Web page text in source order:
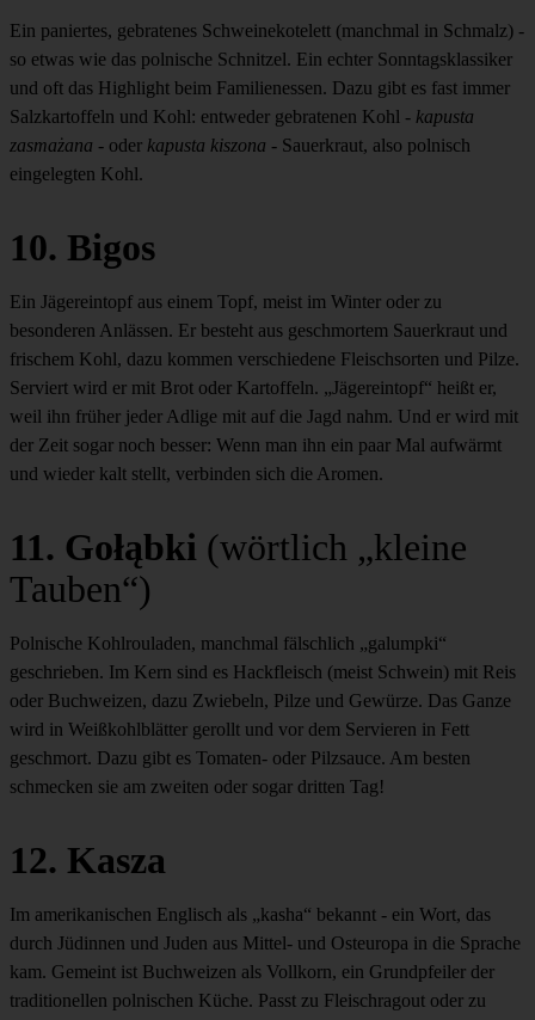
Ein paniertes, gebratenes Schweinekotelett (manchmal in Schmalz) -
so etwas wie das polnische Schnitzel. Ein echter Sonntagsklassiker
und oft das Highlight beim Familienessen. Dazu gibt es fast immer
Salzkartoffeln und Kohl: entweder gebratenen Kohl - kapusta
zasmażana - oder kapusta kiszona - Sauerkraut, also polnisch
eingelegten Kohl.
10. Bigos
Ein Jägereintopf aus einem Topf, meist im Winter oder zu
besonderen Anlässen. Er besteht aus geschmortem Sauerkraut und
frischem Kohl, dazu kommen verschiedene Fleischsorten und Pilze.
Serviert wird er mit Brot oder Kartoffeln. „Jägereintopf“ heißt er,
weil ihn früher jeder Adlige mit auf die Jagd nahm. Und er wird mit
der Zeit sogar noch besser: Wenn man ihn ein paar Mal aufwärmt
und wieder kalt stellt, verbinden sich die Aromen.
11. Gołąbki (wörtlich „kleine
Tauben“)
Polnische Kohlrouladen, manchmal fälschlich „galumpki“
geschrieben. Im Kern sind es Hackfleisch (meist Schwein) mit Reis
oder Buchweizen, dazu Zwiebeln, Pilze und Gewürze. Das Ganze
wird in Weißkohlblätter gerollt und vor dem Servieren in Fett
geschmort. Dazu gibt es Tomaten- oder Pilzsauce. Am besten
schmecken sie am zweiten oder sogar dritten Tag!
12. Kasza
Im amerikanischen Englisch als „kasha“ bekannt - ein Wort, das
durch Jüdinnen und Juden aus Mittel- und Osteuropa in die Sprache
kam. Gemeint ist Buchweizen als Vollkorn, ein Grundpfeiler der
traditionellen polnischen Küche. Passt zu Fleischragout oder zu